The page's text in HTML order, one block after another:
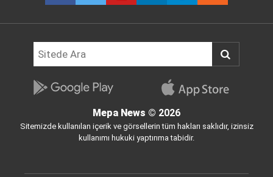
Mepa News © 2026
Sitemizde kullanılan içerik ve görsellerin tüm hakları saklıdır, izinsiz
kullanımı hukuki yaptırıma tabidir.